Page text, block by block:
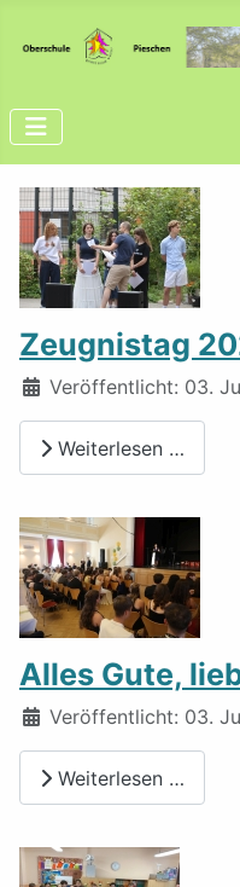
Zeugnistag
Details
Veröffentlicht: 03.
Weiterlesen …
Alles Gute,
Details
Veröffentlicht: 03.
Weiterlesen …